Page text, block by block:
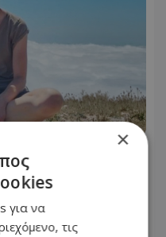
βοηθώντας
η
που
×
για να
τις